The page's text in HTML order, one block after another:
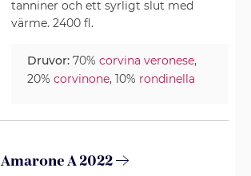
tanniner och ett syrligt slut med
värme. 2400 fl.
Druvor: 70%corvina veronese,
20%corvinone, 10% rondinella
Amarone A 2022